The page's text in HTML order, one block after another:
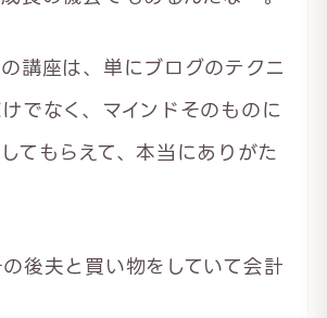
講座は、単にブログのテクニ
でなく、マインドそのものに
てもらえて、本当にありがた
後夫と買い物をしていて会計